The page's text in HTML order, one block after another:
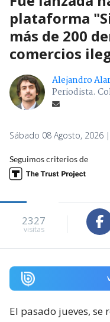
plataforma
más de 200
comercios
Alejandro
Periodista.
Sábado 08 Agosto, 2026
Seguimos criterios de
2327
visitas
El pasado jueves, se